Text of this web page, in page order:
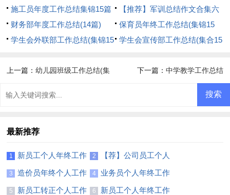
施工员年度工作总结集锦15篇
【推荐】军训总结作文合集六
篇
财务部年度工作总结(14篇)
保育员年终工作总结(集锦15
篇)
学生会外联部工作总结(集锦15 学生会宣传部工作总结(集合15
上一篇：幼儿园班级工作总结(集
下一篇： 中学教学工作总结
最新推荐
1
新员工个人年终工作
总结(合集15篇)
2
【荐】公司员工个人
年终工作总结
3
造价员年终个人工作
总结8篇
4
业务员个人年终工作
总结集合15篇
5
新员工转正个人工作
6
新员工个人年终工作